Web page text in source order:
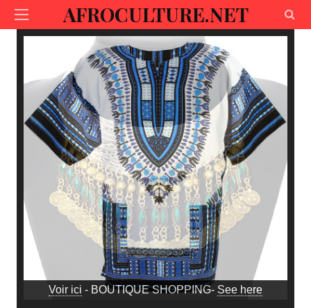
AFROCULTURE.NET
Voir ici - BOUTIQUE SHOPPING- See here